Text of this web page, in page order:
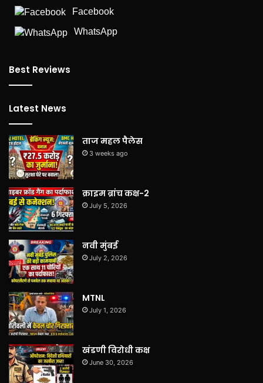
Facebook
WhatsApp
Best Reviews
Latest News
ताज महल पैलेस
3 weeks ago
क्राइम ब्रांच कक्ष-2
July 5, 2026
नवी मुंबई
July 2, 2026
MTNL
July 1, 2026
खंडणी विरोधी कक्ष
June 30, 2026